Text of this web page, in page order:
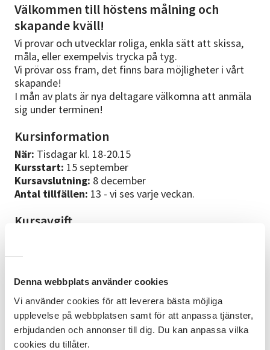
Denna webbplats använder cookies
Vi använder cookies för att leverera bästa möjliga
upplevelse på webbplatsen samt för att anpassa tjänster,
erbjudanden och annonser till dig. Du kan anpassa vilka
cookies du tillåter.
Välkommen till höstens målning och
skapande kväll!
Vi provar och utvecklar roliga, enkla sätt att skissa,
måla, eller exempelvis trycka på tyg.
Vi prövar oss fram, det finns bara möjligheter i vårt
skapande!
I mån av plats är nya deltagare välkomna att anmäla
sig under terminen!
Kursinformation
När: Tisdagar kl. 18-20.15
Kursstart: 15 september
Kursavslutning: 8 december
Antal tillfällen: 13 - vi ses varje veckan.
Kursavgift
clara.ohlsson@goteborg.fub.se.
Notera i webbanmälan att du är medlem.
Kursledare
Dolfin